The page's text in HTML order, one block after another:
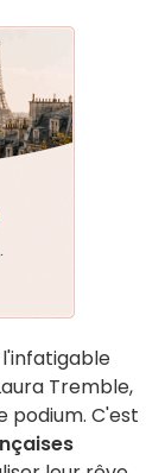
Tremble,
podium. C'est